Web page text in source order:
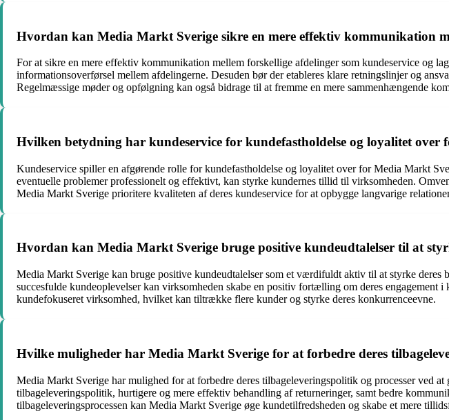
Hvordan kan Media Markt Sverige sikre en mere effektiv kommunikation
For at sikre en mere effektiv kommunikation mellem forskellige afdelinger som kundeservice og
informationsoverførsel mellem afdelingerne. Desuden bør der etableres klare retningslinjer og
Regelmæssige møder og opfølgning kan også bidrage til at fremme en mere sammenhængende
Hvilken betydning har kundeservice for kundefastholdelse og loyalitet over
Kundeservice spiller en afgørende rolle for kundefastholdelse og loyalitet over for Media Markt
eventuelle problemer professionelt og effektivt, kan styrke kundernes tillid til virksomheden.
Media Markt Sverige prioritere kvaliteten af deres kundeservice for at opbygge langvarige
Hvordan kan Media Markt Sverige bruge positive kundeudtalelser til at
Media Markt Sverige kan bruge positive kundeudtalelser som et værdifuldt aktiv til at styrke
succesfulde kundeoplevelser kan virksomheden skabe en positiv fortælling om deres
kundefokuseret virksomhed, hvilket kan tiltrække flere kunder og styrke deres konkurrenceevne.
Hvilke muligheder har Media Markt Sverige for at forbedre deres
Media Markt Sverige har mulighed for at forbedre deres tilbageleveringspolitik og processer ved
tilbageleveringspolitik, hurtigere og mere effektiv behandling af returneringer, samt bedre
tilbageleveringsprocessen kan Media Markt Sverige øge kundetilfredsheden og skabe et mere